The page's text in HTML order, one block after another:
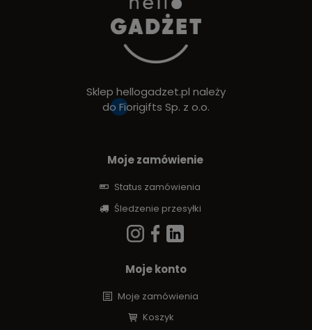
Sklep hellogadzet.pl należy
do Fiorigifts Sp. z o.o.
Moje zamówienie
Status zamówienia
Śledzenie przesyłki
Moje konto
Moje zamówienia
Koszyk